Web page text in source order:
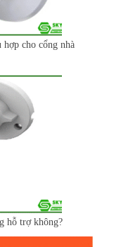
cho cổng nhà
hỗ trợ không?